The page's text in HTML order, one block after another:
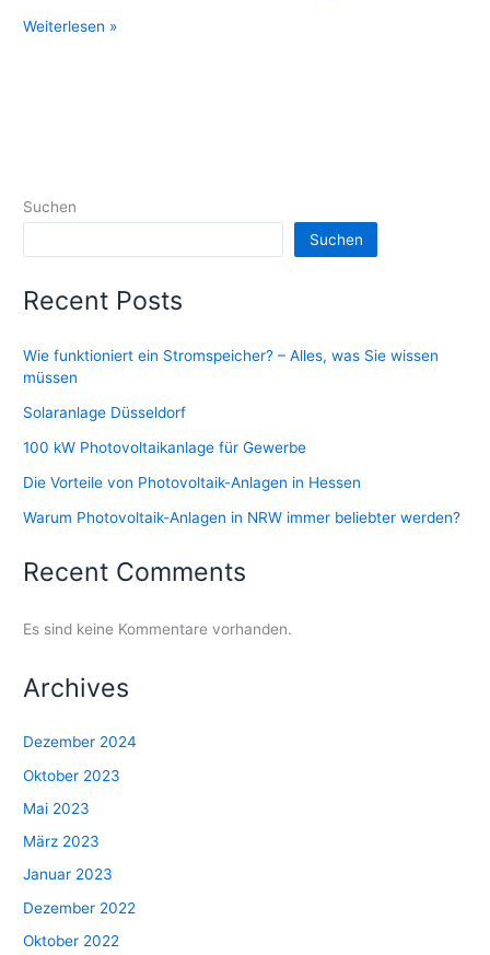
Sparen
Weiterlesen »
Suchen
Suchen
Recent Posts
Wie funktioniert ein Stromspeicher? – Alles, was Sie wissen
müssen
Solaranlage Düsseldorf
100 kW Photovoltaikanlage für Gewerbe
Die Vorteile von Photovoltaik-Anlagen in Hessen
Warum Photovoltaik-Anlagen in NRW immer beliebter werden?
Recent Comments
Es sind keine Kommentare vorhanden.
Archives
Dezember 2024
Oktober 2023
Mai 2023
März 2023
Januar 2023
Dezember 2022
Oktober 2022